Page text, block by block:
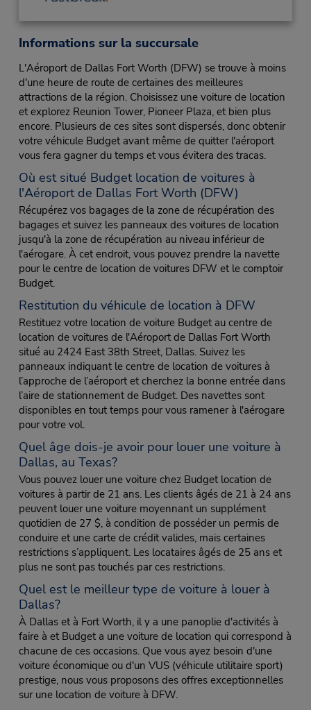
Informations sur la succursale
L'Aéroport de Dallas Fort Worth (DFW) se trouve à moins
d'une heure de route de certaines des meilleures
attractions de la région. Choisissez une voiture de location
et explorez Reunion Tower, Pioneer Plaza, et bien plus
encore. Plusieurs de ces sites sont dispersés, donc obtenir
votre véhicule Budget avant même de quitter l'aéroport
vous fera gagner du temps et vous évitera des tracas.
Où est situé Budget location de voitures à
l'Aéroport de Dallas Fort Worth (DFW)
Récupérez vos bagages de la zone de récupération des
bagages et suivez les panneaux des voitures de location
jusqu'à la zone de récupération au niveau inférieur de
l'aérogare. À cet endroit, vous pouvez prendre la navette
pour le centre de location de voitures DFW et le comptoir
Budget.
Restitution du véhicule de location à DFW
Restituez votre location de voiture Budget au centre de
location de voitures de l'Aéroport de Dallas Fort Worth
situé au 2424 East 38th Street, Dallas. Suivez les
panneaux indiquant le centre de location de voitures à
l’approche de l’aéroport et cherchez la bonne entrée dans
l’aire de stationnement de Budget. Des navettes sont
disponibles en tout temps pour vous ramener à l'aérogare
pour votre vol.
Quel âge dois-je avoir pour louer une voiture à
Dallas, au Texas?
Vous pouvez louer une voiture chez Budget location de
voitures à partir de 21 ans. Les clients âgés de 21 à 24 ans
peuvent louer une voiture moyennant un supplément
quotidien de 27 $, à condition de posséder un permis de
conduire et une carte de crédit valides, mais certaines
restrictions s’appliquent. Les locataires âgés de 25 ans et
plus ne sont pas touchés par ces restrictions.
Quel est le meilleur type de voiture à louer à
Dallas?
À Dallas et à Fort Worth, il y a une panoplie d'activités à
faire à et Budget a une voiture de location qui correspond à
chacune de ces occasions. Que vous ayez besoin d'une
voiture économique ou d'un VUS (véhicule utilitaire sport)
prestige, nous vous proposons des offres exceptionnelles
sur une location de voiture à DFW.